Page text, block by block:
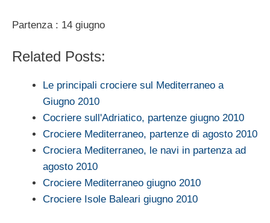
Partenza : 14 giugno
Related Posts:
Le principali crociere sul Mediterraneo a
Giugno 2010
Cocriere sull'Adriatico, partenze giugno 2010
Crociere Mediterraneo, partenze di agosto 2010
Crociera Mediterraneo, le navi in partenza ad
agosto 2010
Crociere Mediterraneo giugno 2010
Crociere Isole Baleari giugno 2010